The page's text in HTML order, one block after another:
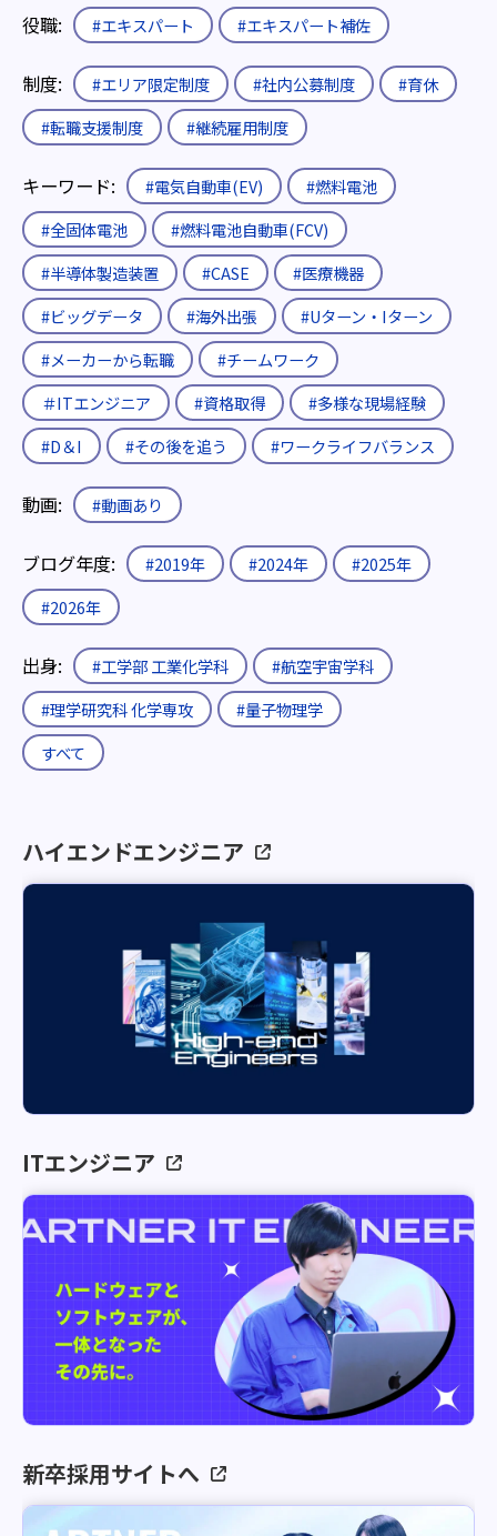
役職: #エキスパート #エキスパート補佐
制度: #エリア限定制度 #社内公募制度
#育休
#転職支援制度
#継続雇用制度
キーワード: #電気自動車(EV)
#燃料電池
#全固体電池
#燃料電池自動車(FCV)
#半導体製造装置
#CASE
#医療機器
#ビッグデータ
#海外出張
#Uターン・Iターン
#メーカーから転職
#チームワーク
＃ITエンジニア
#資格取得
#多様な現場経験
#D＆I
#その後を追う #ワークライフバランス
動画: #動画あり
ブログ年度: #2019年 #2024年
#2025年
#2026年
出身: #工学部 工業化学科
#航空宇宙学科
#理学研究科 化学専攻
#量子物理学
すべて
ハイエンドエンジニア
ITエンジニア
新卒採用サイトへ